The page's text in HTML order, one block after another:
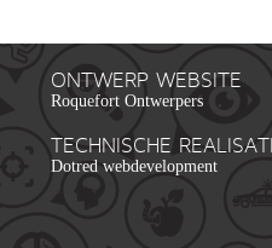
ONTWERP WEBSITE
Roquefort Ontwerpers
TECHNISCHE
Dotred webdevelopment